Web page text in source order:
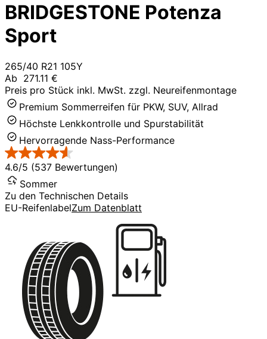
BRIDGESTONE Potenza
Sport
265/40 R21 105Y
Ab 271.11 €
Preis pro Stück inkl. MwSt. zzgl. Neureifenmontage
Premium Sommerreifen für PKW, SUV, Allrad
Höchste Lenkkontrolle und Spurstabilität
Hervorragende Nass-Performance
4.6/5 (537 Bewertungen)
Sommer
Zu den Technischen Details
EU-ReifenlabelZum Datenblatt